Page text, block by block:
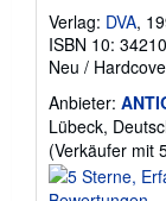
Verlag: DVA,
ISBN 10:
Neu /
Anbieter:
Lübeck,
(Verkäufer mit